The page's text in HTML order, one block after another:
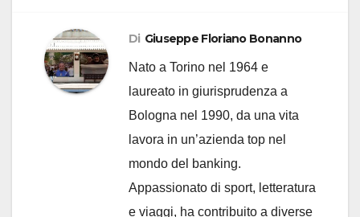
Di Giuseppe Floriano Bonanno
Nato a Torino nel 1964 e
laureato in giurisprudenza a
Bologna nel 1990, da una vita
lavora in un’azienda top nel
mondo del banking.
Appassionato di sport, letteratura
e viaggi, ha contribuito a diverse